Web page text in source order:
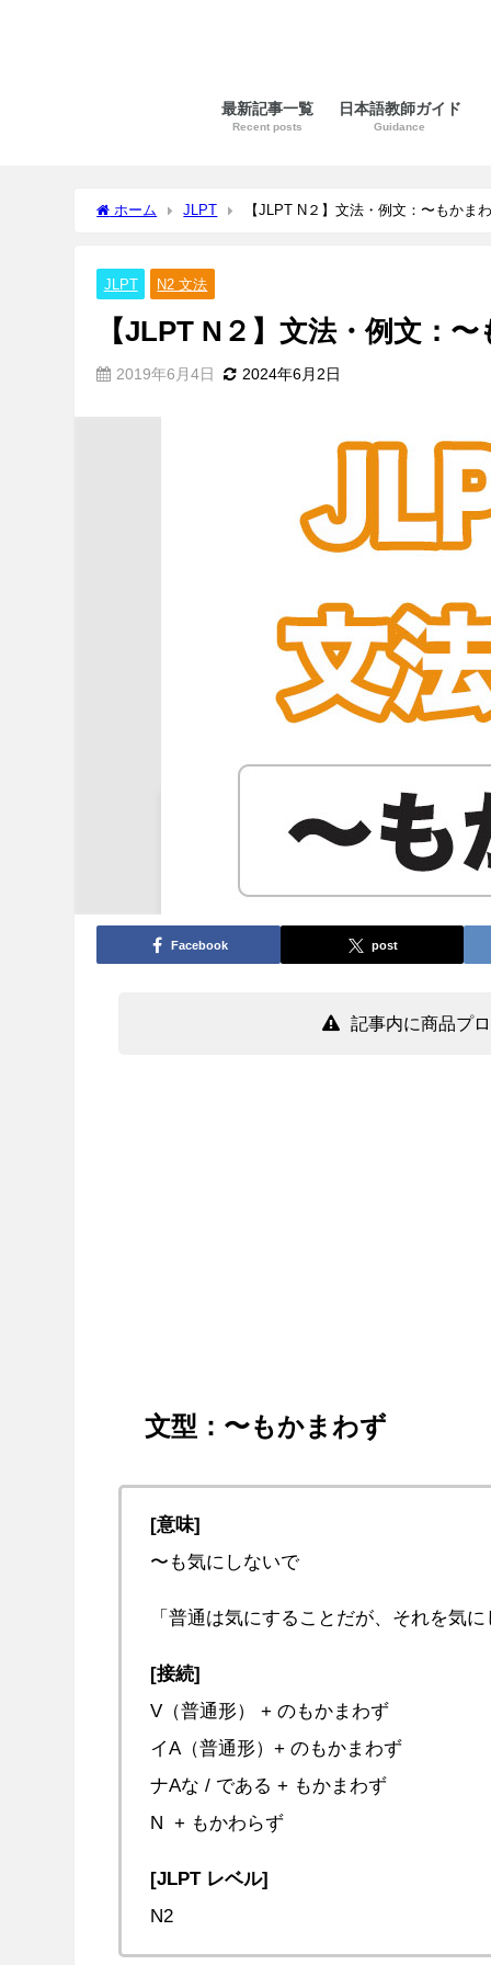
最新記事一覧
Recent posts
日本語教師ガイド
Guidance
ホーム JLPT 【JLPT N２】文法・例文：〜もかま
JLPT N2 文法
【JLPT N２】文法・例文：
2019年6月4日 2024年6月2日
Facebook post
記事内に商品プ
文型：〜もかまわず
[意味]
〜も気にしないで
「普通は気にすることだが、それを気
[接続]
V（普通形） + のもかまわず
イA（普通形）+ のもかまわず
ナAな / である + もかまわず
N + もかわらず
[JLPT レベル]
N2